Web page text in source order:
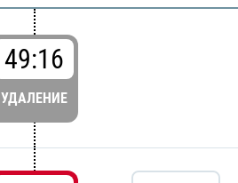
49:16
УДАЛЕНИЕ